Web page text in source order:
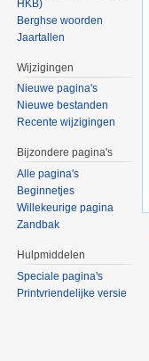
HKB)
Berghse woorden
Jaartallen
Wijzigingen
Nieuwe pagina's
Nieuwe bestanden
Recente wijzigingen
Bijzondere pagina's
Alle pagina's
Beginnetjes
Willekeurige pagina
Zandbak
Hulpmiddelen
Speciale pagina's
Printvriendelijke versie